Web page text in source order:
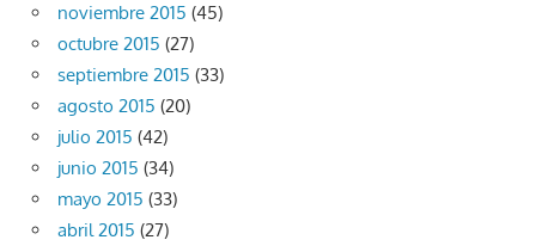
noviembre 2015 (45)
octubre 2015 (27)
septiembre 2015 (33)
agosto 2015 (20)
julio 2015 (42)
junio 2015 (34)
mayo 2015 (33)
abril 2015 (27)